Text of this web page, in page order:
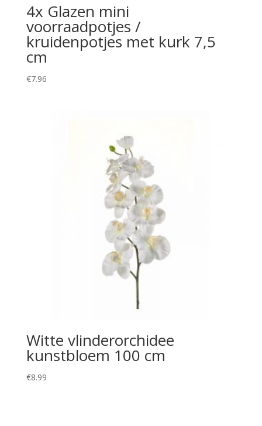
4x Glazen mini
voorraadpotjes /
kruidenpotjes met kurk 7,5
cm
€7.96
Witte vlinderorchidee
kunstbloem 100 cm
€8.99